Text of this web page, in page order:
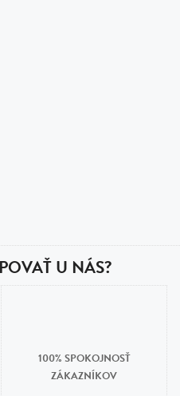
U NÁS?
100% SPOKOJNOSŤ
ZÁKAZNÍKOV